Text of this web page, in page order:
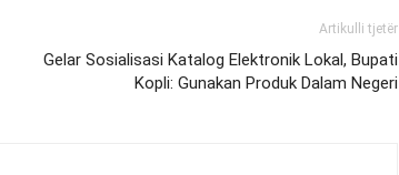
Artikulli tjetër
Gelar Sosialisasi Katalog Elektronik Lokal, Bupati
Kopli: Gunakan Produk Dalam Negeri